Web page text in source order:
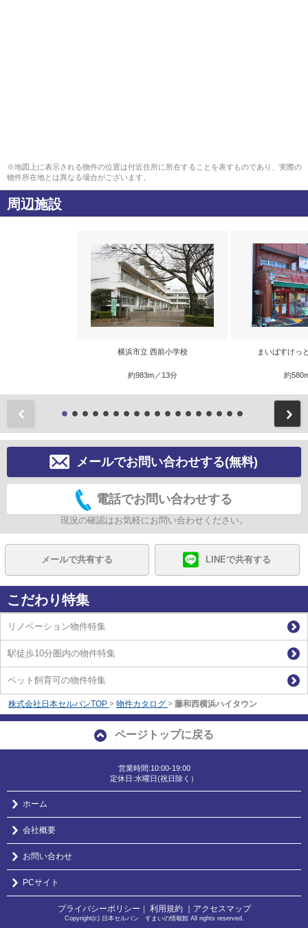
※地図上に表示される物件の位置は付近住所に所在することを表すものであり、実際の
物件所在地とは異なる場合がございます。
周辺施設
横浜市立 西前小学校
約983m／13分
まいばすけっ
約
メールでお問い合わせする(無料)
電話でお問い合わせする
現況の確認はお気軽にお問い合わせください。
メールで共有する LINEで共有する
こだわり特集
リノベーション物件特集
駅徒歩10分圏内の物件特集
ペット飼育可の物件特集
株式会社日本セルバンTOP > 物件カタログ > 藤和西横浜ハイタウン
ページトップに戻る
営業時間:10:00-19:00
定休日:水曜日(祝日除く）
ホーム
会社概要
お問い合わせ
PCサイト
プライバシーポリシー ｜ 利用規約 ｜アクセスマップ
Copyright(c) 日本セルバン すまいの情報館 All rights reserved.